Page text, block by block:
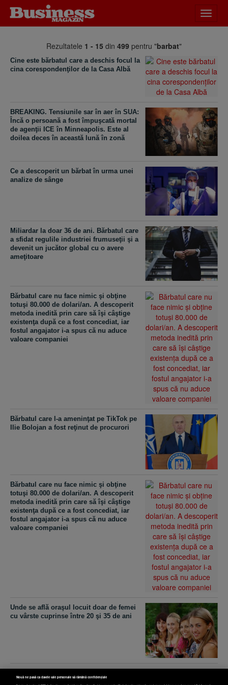
meniu
Rezultatele 1 - 15 din 499 pentru "barbat"
Cine este bărbatul care a deschis focul la
cina corespondenţilor de la Casa Albă
BREAKING. Tensiunile sar în aer în SUA:
Încă o persoană a fost împuşcată mortal
de agenţii ICE în Minneapolis. Este al
doilea deces în această lună în zonă
Ce a descoperit un bărbat în urma unei
analize de sânge
Miliardar la doar 36 de ani. Bărbatul care
a sfidat regulile industriei frumuseţii şi a
devenit un jucător global cu o avere
ameţitoare
Bărbatul care nu face nimic şi obţine
totuşi 80.000 de dolari/an. A descoperit
metoda inedită prin care să îşi câştige
existenţa după ce a fost concediat, iar
fostul angajator i-a spus că nu aduce
valoare companiei
Bărbatul care l-a ameninţat pe TikTok pe
Ilie Bolojan a fost reţinut de procurori
Bărbatul care nu face nimic şi obţine
totuşi 80.000 de dolari/an. A descoperit
metoda inedită prin care să îşi câştige
existenţa după ce a fost concediat, iar
fostul angajator i-a spus că nu aduce
valoare companiei
Unde se află oraşul locuit doar de femei
cu vârste cuprinse între 20 şi 35 de ani
Şoseaua Iancului din Capitală
Nouă ne pasă ca datele tale personale să rămână confidențiale